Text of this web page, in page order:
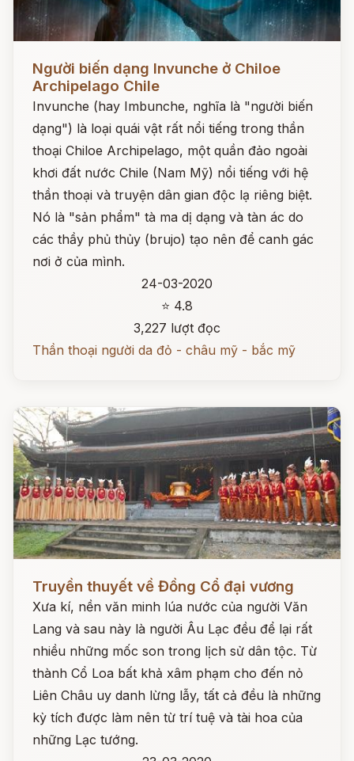
Người biến dạng Invunche ở Chiloe
Archipelago Chile
Invunche (hay Imbunche, nghĩa là "người biến
dạng") là loại quái vật rất nổi tiếng trong thần
thoại Chiloe Archipelago, một quần đảo ngoài
khơi đất nước Chile (Nam Mỹ) nổi tiếng với hệ
thần thoại và truyện dân gian độc lạ riêng biệt.
Nó là "sản phẩm" tà ma dị dạng và tàn ác do
các thầy phủ thủy (brujo) tạo nên để canh gác
nơi ở của mình.
24-03-2020
⭐ 4.8
3,227 lượt đọc
Thần thoại người da đỏ - châu mỹ - bắc mỹ
Đọc ngay
Truyền thuyết về Đồng Cổ đại vương
Xưa kí, nền văn minh lúa nước của người Văn
Lang và sau này là người Âu Lạc đều để lại rất
nhiều những mốc son trong lịch sử dân tộc. Từ
thành Cổ Loa bất khả xâm phạm cho đến nỏ
Liên Châu uy danh lừng lẫy, tất cả đều là những
kỳ tích được làm nên từ trí tuệ và tài hoa của
những Lạc tướng.